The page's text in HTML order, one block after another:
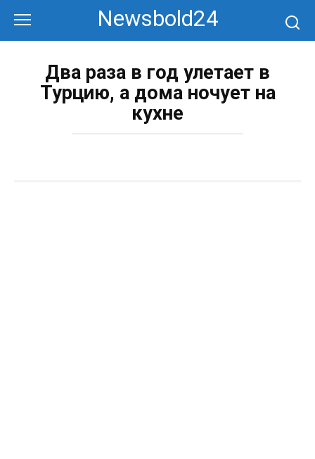
контенту
Newsbold24
Два раза в год улетает в
Турцию, а дома ночует на
кухне